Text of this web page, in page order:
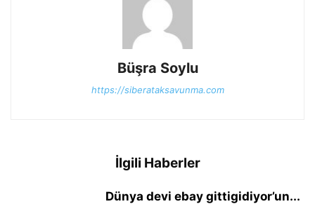
Büşra Soylu
https://siberataksavunma.com
İlgili Haberler
Dünya devi ebay gittigidiyor’un...